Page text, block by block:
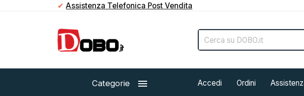
✔ Assistenza Telefonica Post Vendita
Categorie  Accedi Ordini